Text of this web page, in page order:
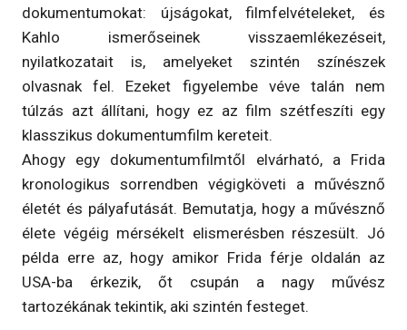
dokumentumokat: újságokat, filmfelvételeket, és
Kahlo ismerőseinek visszaemlékezéseit,
nyilatkozatait is, amelyeket szintén színészek
olvasnak fel. Ezeket figyelembe véve talán nem
túlzás azt állítani, hogy ez az film szétfeszíti egy
klasszikus dokumentumfilm kereteit.
Ahogy egy dokumentumfilmtől elvárható, a Frida
kronologikus sorrendben végigköveti a művésznő
életét és pályafutását. Bemutatja, hogy a művésznő
élete végéig mérsékelt elismerésben részesült. Jó
példa erre az, hogy amikor Frida férje oldalán az
USA-ba érkezik, őt csupán a nagy művész
tartozékának tekintik, aki szintén festeget.